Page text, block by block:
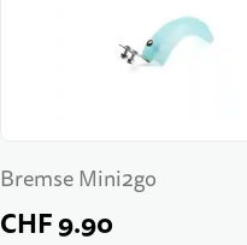
Bremse Mini2go
CHF 9.90